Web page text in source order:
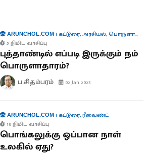
ARUNCHOL.COM| கட்டுரை,அரசியல்,பொருளாதாரம்
5 நிமிட வாசிப்பு
புத்தாண்டில் எப்படி இருக்கும் நம்
பொருளாதாரம்?
ப.சிதம்பரம் 02 Jan 2023
ARUNCHOL.COM| கட்டுரை,ரீவைண்ட்
10 நிமிட வாசிப்பு
பொங்கலுக்கு ஒப்பான நாள்
உலகில் ஏது?